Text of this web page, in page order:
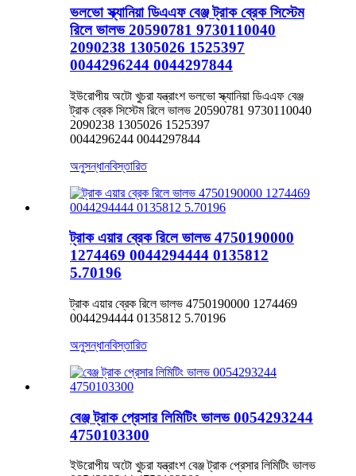
ভলভো স্ক্যানিয়া ডিএএফ বেঞ্জ ট্রাক ব্রেক সিস্টেম
রিলে ভালভ 20590781 9730110040
2090238 1305026 1525397
0044296244 0044297844
ইউরোপীয় অটো খুচরা যন্ত্রাংশ ভলভো স্ক্যানিয়া ডিএএফ বেঞ্জ
ট্রাক ব্রেক সিস্টেম রিলে ভালভ 20590781 9730110040
2090238 1305026 1525397
0044296244 0044297844
অনুসন্ধানবিস্তারিত
ট্রাক এয়ার ব্রেক রিলে ভালভ 4750190000
1274469 0044294444 0135812
5.70196
ট্রাক এয়ার ব্রেক রিলে ভালভ 4750190000 1274469
0044294444 0135812 5.70196
অনুসন্ধানবিস্তারিত
বেঞ্জ ট্রাক প্রেসার লিমিটিং ভালভ 0054293244
4750103300
ইউরোপীয় অটো খুচরা যন্ত্রাংশ বেঞ্জ ট্রাক প্রেসার লিমিটিং ভালভ